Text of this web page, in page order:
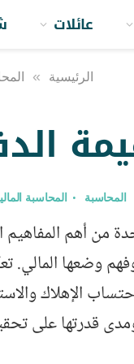
عائلات
الرئيسية »
المحاسبة المحاسبة
من أهم المفاهيم
وضعها المالي.
الإهلاك
قدرتها على